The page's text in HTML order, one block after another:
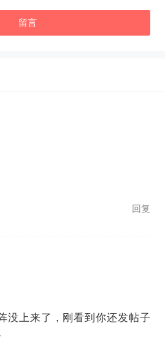
留言
回复
没上来了，刚看到你还发帖子